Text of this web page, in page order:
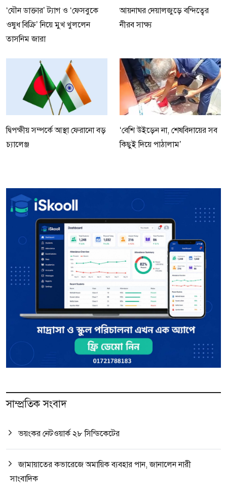
‘যৌন ডাক্তার’ ট্যাগ ও ‘ফেসবুকে
ওষুধ বিক্রি’ নিয়ে মুখ খুললেন
তাসনিম জারা
আয়নাঘর দেয়ালজুড়ে বন্দিত্বের
নীরব সাক্ষ্য
দ্বিপক্ষীয় সম্পর্কে আস্থা ফেরানো বড়
চ্যালেঞ্জ
‘বেশি উইড়েন না, শেষবিদায়ের সব
কিছুই দিয়ে পাঠালাম’
সাম্প্রতিক সংবাদ
ভয়ংকর নেটওয়ার্ক ২৮ সিন্ডিকেটের
জামায়াতের কভারেজে অমায়িক ব্যবহার পান, জানালেন নারী
সাংবাদিক